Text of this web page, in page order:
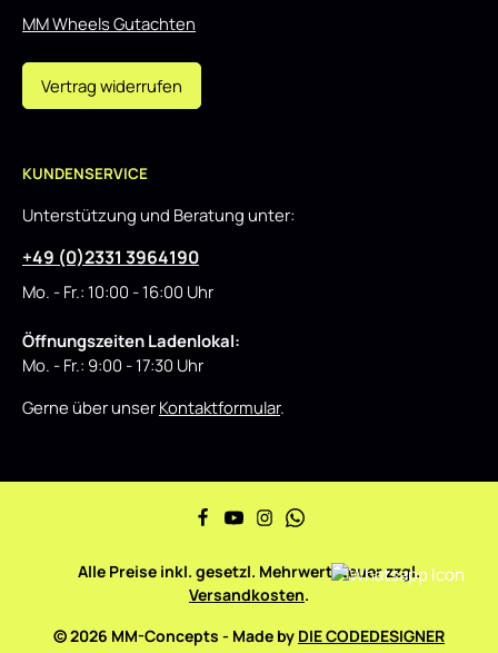
MM Wheels Gutachten
Vertrag widerrufen
KUNDENSERVICE
Unterstützung und Beratung unter:
+49 (0)2331 3964190
Mo. - Fr.: 10:00 - 16:00 Uhr
Öffnungszeiten Ladenlokal:
Mo. - Fr.: 9:00 - 17:30 Uhr
Gerne über unser Kontaktformular.
© 2026 MM-Concepts - Made by DIE CODEDESIGNER
Alle Preise inkl. gesetzl. Mehrwertsteuer zzgl.
Versandkosten.